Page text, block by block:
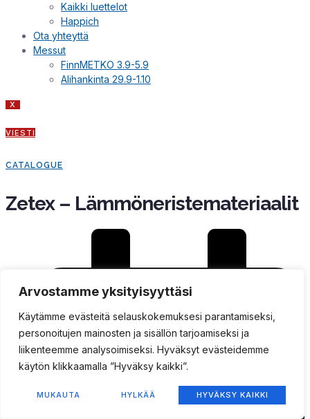
Arvostamme yksityisyyttäsi
Käytämme evästeitä selauskokemuksesi parantamiseksi,
personoitujen mainosten ja sisällön tarjoamiseksi ja
liikenteemme analysoimiseksi. Hyväksyt evästeidemme
käytön klikkaamalla ”Hyväksy kaikki”.
MUKAUTA HYLKÄÄ HYVÄKSY KAIKKI
Kaikki luettelot
Happich
Ota yhteyttä
Messut
FinnMETKO 3.9-5.9
Alihankinta 29.9-1.10
X
VIESTI
CATALOGUE
Zetex – Lämmöneristemateriaalit